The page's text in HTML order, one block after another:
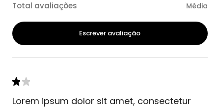
Total avaliações Média
Escrever avaliação
Lorem ipsum dolor sit amet, consectetur